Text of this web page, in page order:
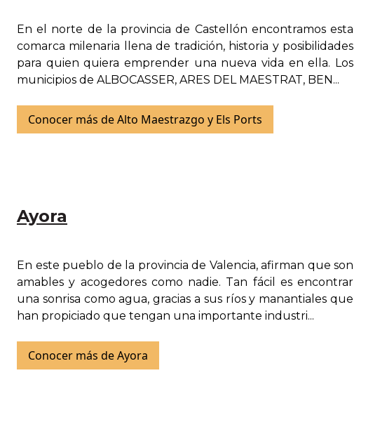
En el norte de la provincia de Castellón encontramos esta
comarca milenaria llena de tradición, historia y posibilidades
para quien quiera emprender una nueva vida en ella. Los
municipios de ALBOCASSER, ARES DEL MAESTRAT, BEN...
Conocer más de Alto Maestrazgo y Els Ports
Ayora
En este pueblo de la provincia de Valencia, afirman que son
amables y acogedores como nadie. Tan fácil es encontrar
una sonrisa como agua, gracias a sus ríos y manantiales que
han propiciado que tengan una importante industri...
Conocer más de Ayora